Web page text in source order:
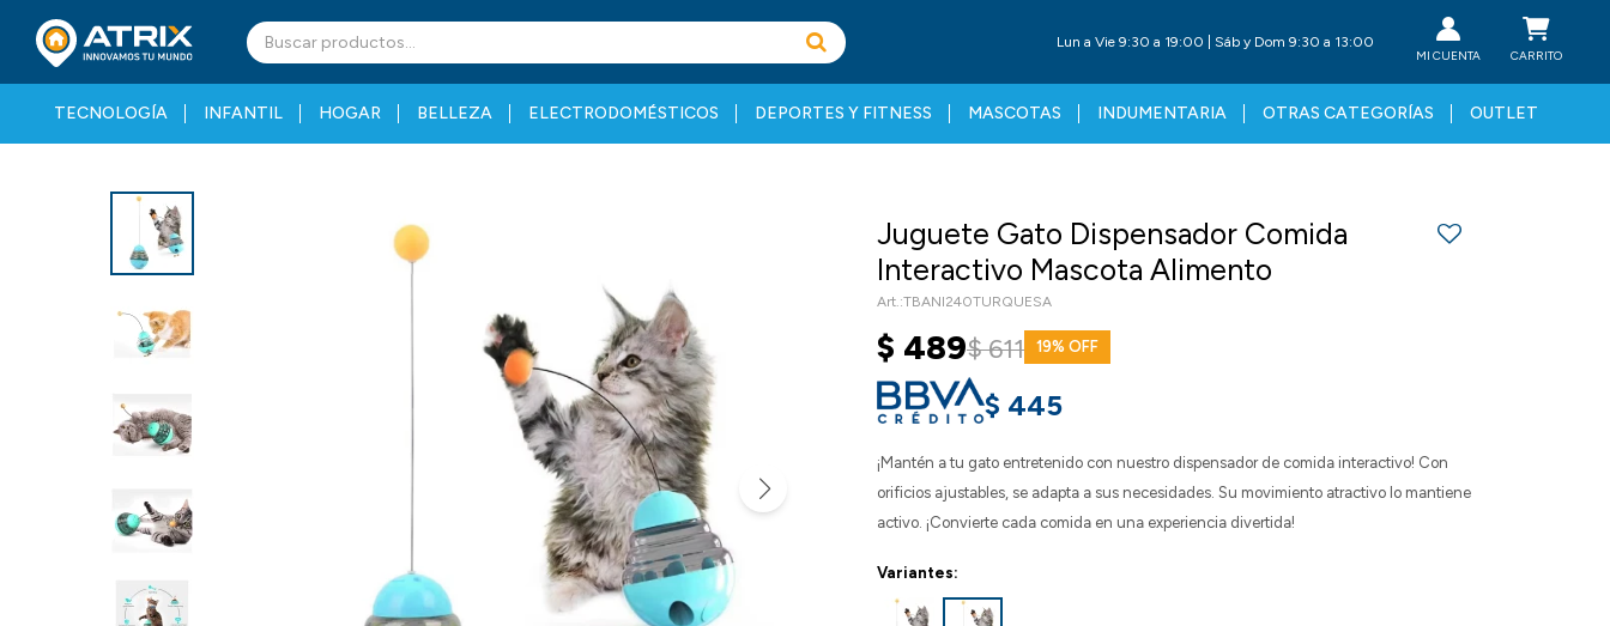
TECNOLOGÍA INFANTIL HOGAR BELLEZA ELECTRODOMÉSTICOS DEPORTES Y FITNESS MASCOTAS INDUMENTARIA OTRAS CATEGORÍAS OUTLET
Lun a Vie 9:30 a 19:00 | Sáb y Dom 9:30 a 13:00
Juguete Gato Dispensador Comida
Interactivo Mascota Alimento
TBANI240TURQUESA
$ 489$611 19
$ 445
¡Mantén a tu gato entretenido con nuestro dispensador de comida interactivo! Con
orificios ajustables, se adapta a sus necesidades. Su movimiento atractivo lo mantiene
activo. ¡Convierte cada comida en una experiencia divertida!
Variantes: